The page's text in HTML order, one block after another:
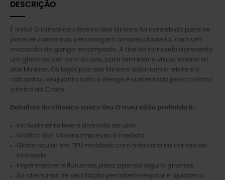
DESCRIÇÃO
É lindo! O tamanco clássico dos Minions foi concebido para se
parecer com a sua personagem amarela favorita, com um
macacão de ganga estampado. A tira do tornozelo apresenta
um globo ocular com óculos, para terminar o visual essencial
dos Minions. Os logótipos dos Minions adornam o rebite e o
calcanhar, enquanto todo o design é sustentado pelo conforto
icónico da Crocs.
Detalhes do clássico sueco Gru O meu vilão preferido K:
Incrivelmente leve e divertido de usar.
Gráfico dos Minions impresso à medida.
Globo ocular em TPU moldado com máscara na correia do
tornozelo.
Impermeável e flutuante, pesa apenas alguns gramas.
As aberturas de ventilação permitem respirar e ajudam a